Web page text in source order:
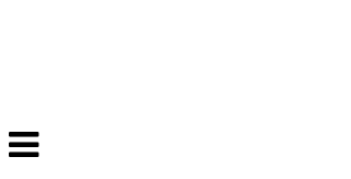
Veksle
navigasjon